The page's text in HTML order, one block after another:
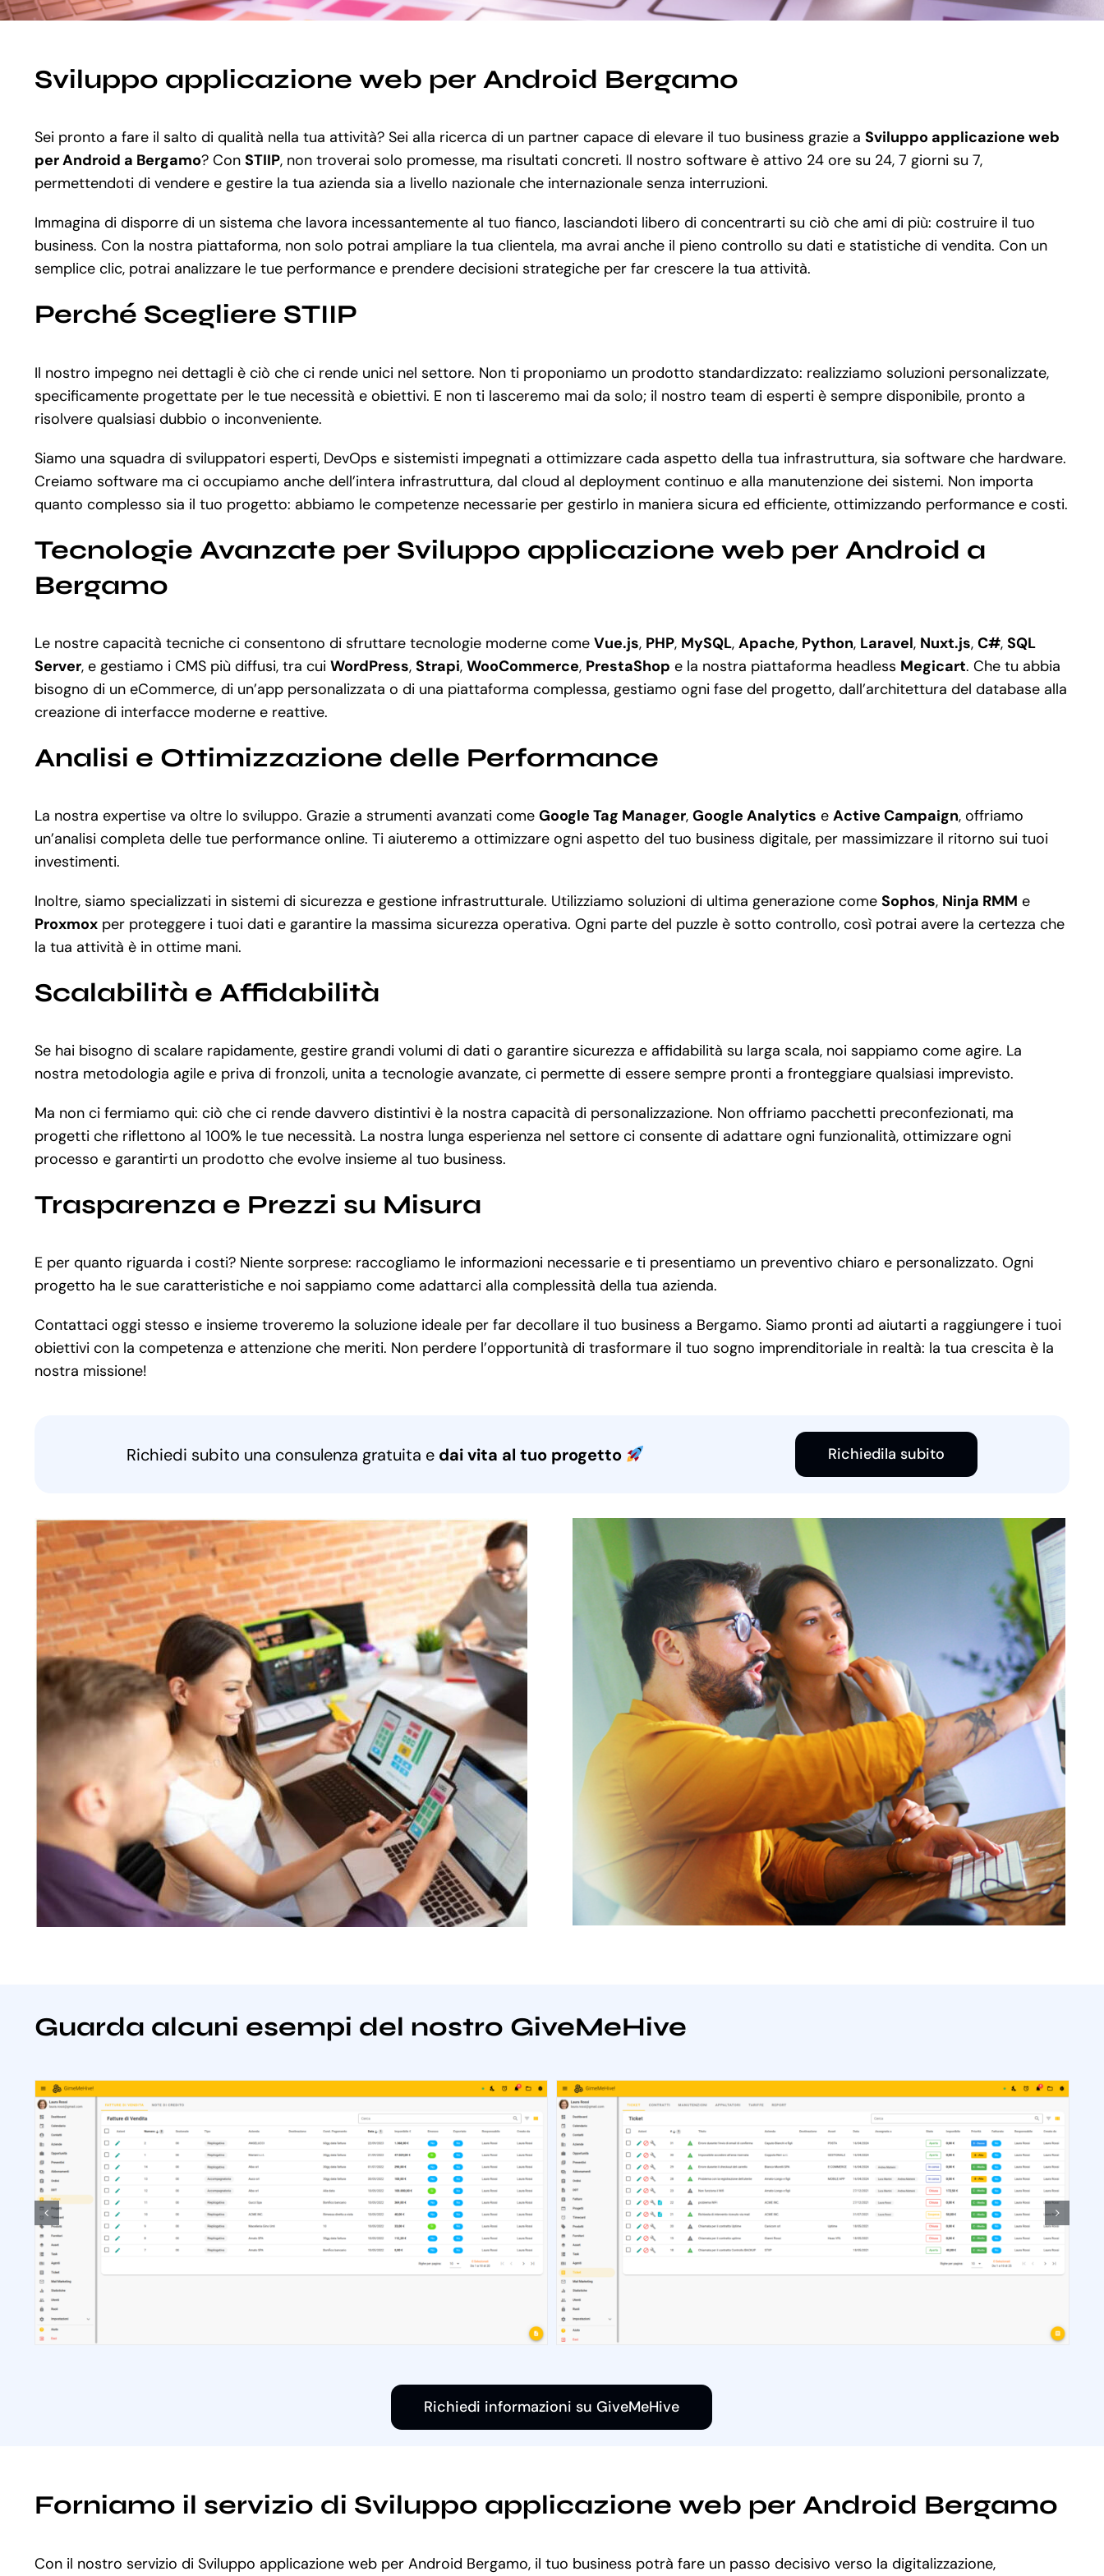
Sviluppo applicazione web per Android Bergamo
Sei pronto a fare il salto di qualità nella tua attività? Sei alla ricerca di un partner capace di elevare il tuo business grazie a Sviluppo applicazione web
per Android a Bergamo? Con STIIP, non troverai solo promesse, ma risultati concreti. Il nostro software è attivo 24 ore su 24, 7 giorni su 7,
permettendoti di vendere e gestire la tua azienda sia a livello nazionale che internazionale senza interruzioni.
Immagina di disporre di un sistema che lavora incessantemente al tuo fianco, lasciandoti libero di concentrarti su ciò che ami di più: costruire il tuo
business. Con la nostra piattaforma, non solo potrai ampliare la tua clientela, ma avrai anche il pieno controllo su dati e statistiche di vendita. Con un
semplice clic, potrai analizzare le tue performance e prendere decisioni strategiche per far crescere la tua attività.
Perché Scegliere STIIP
Il nostro impegno nei dettagli è ciò che ci rende unici nel settore. Non ti proponiamo un prodotto standardizzato: realizziamo soluzioni personalizzate,
specificamente progettate per le tue necessità e obiettivi. E non ti lasceremo mai da solo; il nostro team di esperti è sempre disponibile, pronto a
risolvere qualsiasi dubbio o inconveniente.
Siamo una squadra di sviluppatori esperti, DevOps e sistemisti impegnati a ottimizzare cada aspetto della tua infrastruttura, sia software che hardware.
Creiamo software ma ci occupiamo anche dell’intera infrastruttura, dal cloud al deployment continuo e alla manutenzione dei sistemi. Non importa
quanto complesso sia il tuo progetto: abbiamo le competenze necessarie per gestirlo in maniera sicura ed efficiente, ottimizzando performance e costi.
Tecnologie Avanzate per Sviluppo applicazione web per Android a
Bergamo
Le nostre capacità tecniche ci consentono di sfruttare tecnologie moderne come Vue.js, PHP, MySQL, Apache, Python, Laravel, Nuxt.js, C#, SQL
Server, e gestiamo i CMS più diffusi, tra cui WordPress, Strapi, WooCommerce, PrestaShop e la nostra piattaforma headless Megicart. Che tu abbia
bisogno di un eCommerce, di un’app personalizzata o di una piattaforma complessa, gestiamo ogni fase del progetto, dall’architettura del database alla
creazione di interfacce moderne e reattive.
Analisi e Ottimizzazione delle Performance
La nostra expertise va oltre lo sviluppo. Grazie a strumenti avanzati come Google Tag Manager, Google Analytics e Active Campaign, offriamo
un’analisi completa delle tue performance online. Ti aiuteremo a ottimizzare ogni aspetto del tuo business digitale, per massimizzare il ritorno sui tuoi
investimenti.
Inoltre, siamo specializzati in sistemi di sicurezza e gestione infrastrutturale. Utilizziamo soluzioni di ultima generazione come Sophos, Ninja RMM e
Proxmoxper proteggere i tuoi dati e garantire la massima sicurezza operativa. Ogni parte del puzzle è sotto controllo, così potrai avere la certezza che
la tua attività è in ottime mani.
Scalabilità e Affidabilità
Se hai bisogno di scalare rapidamente, gestire grandi volumi di dati o garantire sicurezza e affidabilità su larga scala, noi sappiamo come agire. La
nostra metodologia agile e priva di fronzoli, unita a tecnologie avanzate, ci permette di essere sempre pronti a fronteggiare qualsiasi imprevisto.
Ma non ci fermiamo qui: ciò che ci rende davvero distintivi è la nostra capacità di personalizzazione. Non offriamo pacchetti preconfezionati, ma
progetti che riflettono al 100% le tue necessità. La nostra lunga esperienza nel settore ci consente di adattare ogni funzionalità, ottimizzare ogni
processo e garantirti un prodotto che evolve insieme al tuo business.
Trasparenza e Prezzi su Misura
E per quanto riguarda i costi? Niente sorprese: raccogliamo le informazioni necessarie e ti presentiamo un preventivo chiaro e personalizzato. Ogni
progetto ha le sue caratteristiche e noi sappiamo come adattarci alla complessità della tua azienda.
Contattaci oggi stesso e insieme troveremo la soluzione ideale per far decollare il tuo business a Bergamo. Siamo pronti ad aiutarti a raggiungere i tuoi
obiettivi con la competenza e attenzione che meriti. Non perdere l’opportunità di trasformare il tuo sogno imprenditoriale in realtà: la tua crescita è la
nostra missione!
Richiedi subito una consulenza gratuita e dai vita al tuo progetto Richiedila subito
Guarda alcuni esempi del nostro GiveMeHive
Richiedi informazioni su GiveMeHive
Forniamo il servizio di Sviluppo applicazione web per Android Bergamo
Con il nostro servizio di Sviluppo applicazione web per Android Bergamo, il tuo business potrà fare un passo decisivo verso la digitalizzazione,